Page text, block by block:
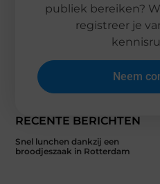
RECENTE BERICHTEN
Snel lunchen dankzij een
broodjeszaak in Rotterdam
publiek bereiken?
registreer je
Neem